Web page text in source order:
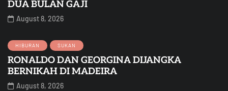
DUA BULAN GAJI
August 8, 2026
HIBURAN SUKAN
RONALDO DAN GEORGINA DIJANGKA
BERNIKAH DI MADEIRA
August 8, 2026